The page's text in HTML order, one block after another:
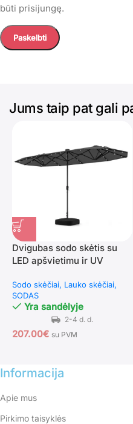
būti prisijungę.
Jums taip pat gali
Dvigubas sodo skėtis su
LED apšvietimu ir UV
Sodo skėčiai Lauko skėčiai
SODAS
Yra sandėlyje
207.00€ su PVM
Informacija
Apie mus
Pirkimo taisyklės